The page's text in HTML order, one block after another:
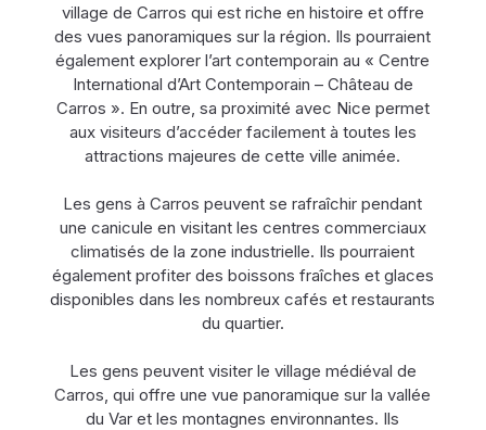
village de Carros qui est riche en histoire et offre
des vues panoramiques sur la région. Ils pourraient
également explorer l’art contemporain au « Centre
International d’Art Contemporain – Château de
Carros ». En outre, sa proximité avec Nice permet
aux visiteurs d’accéder facilement à toutes les
attractions majeures de cette ville animée.
Les gens à Carros peuvent se rafraîchir pendant
une canicule en visitant les centres commerciaux
climatisés de la zone industrielle. Ils pourraient
également profiter des boissons fraîches et glaces
disponibles dans les nombreux cafés et restaurants
du quartier.
Les gens peuvent visiter le village médiéval de
Carros, qui offre une vue panoramique sur la vallée
du Var et les montagnes environnantes. Ils